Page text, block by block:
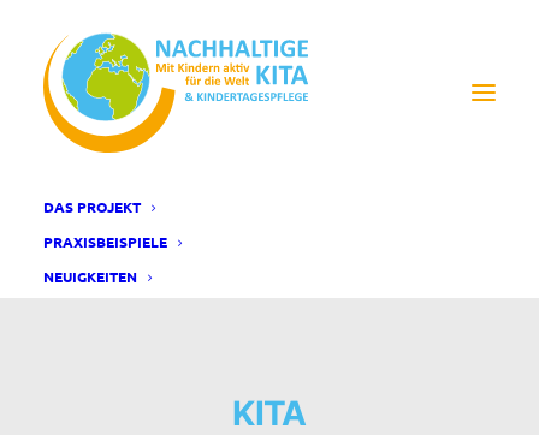
DAS PROJEKT
PRAXISBEISPIELE
NEUIGKEITEN
KITA